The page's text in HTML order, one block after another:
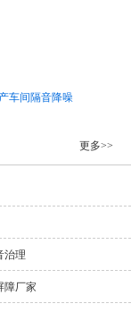
车间隔音降噪
更多>>
治理
障厂家